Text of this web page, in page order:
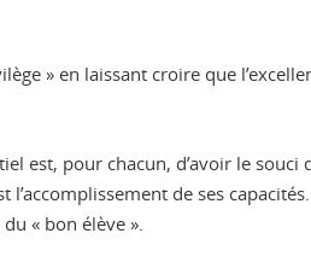
» en laissant croire que
est, pour chacun, d’avoir le souci
de ses
« bon élève ».